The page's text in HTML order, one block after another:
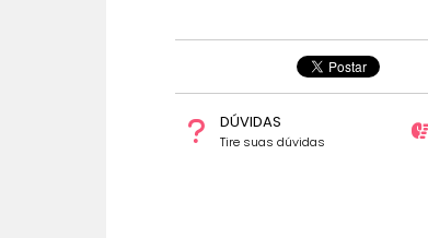
DÚVIDAS
Tire suas dúvidas